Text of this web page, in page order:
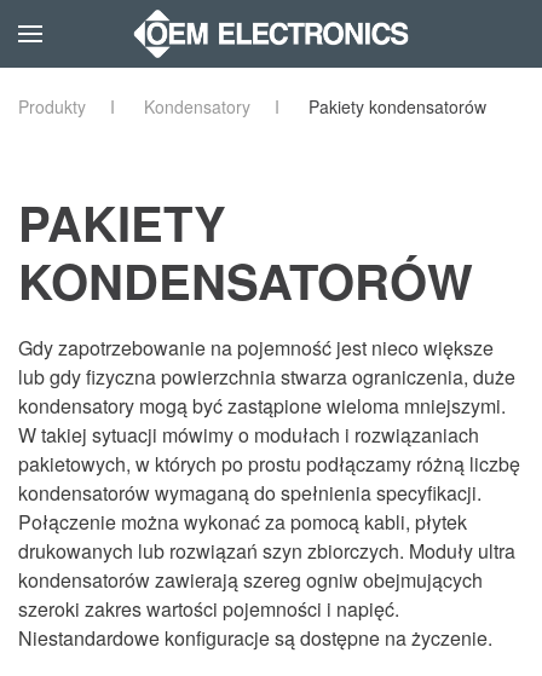
Produkty Kondensatory Pakiety kondensatorów
PAKIETY
KONDENSATORÓW
Gdy zapotrzebowanie na pojemność jest nieco większe
lub gdy fizyczna powierzchnia stwarza ograniczenia, duże
kondensatory mogą być zastąpione wieloma mniejszymi.
W takiej sytuacji mówimy o modułach i rozwiązaniach
pakietowych, w których po prostu podłączamy różną liczbę
kondensatorów wymaganą do spełnienia specyfikacji.
Połączenie można wykonać za pomocą kabli, płytek
drukowanych lub rozwiązań szyn zbiorczych. Moduły ultra
kondensatorów zawierają szereg ogniw obejmujących
szeroki zakres wartości pojemności i napięć.
Niestandardowe konfiguracje są dostępne na życzenie.